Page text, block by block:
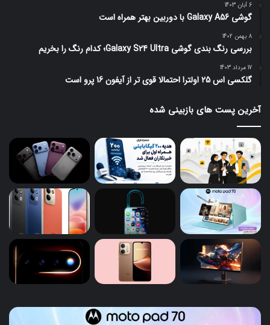
6 آبان 1403
گوشی Galaxy A56 با دوربین بهتر همراه است
8 بهمن 1402
بررسی رنگ بندی گوشی Galaxy S24 Ultra؛ کدام رنگ را بخریم
17 مرداد 1403
گلکسی اس 25 اولترا احتمالا قوی تر از آیفون 16 پرو است
آخرین پست های بازبینی شده
تبلت